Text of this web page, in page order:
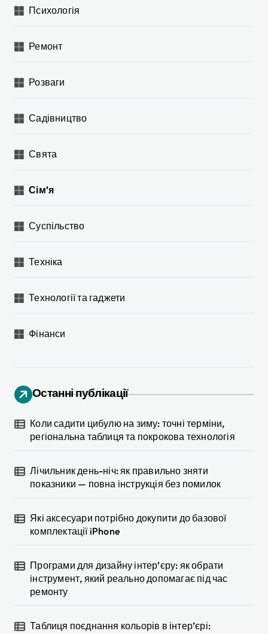
Психологія
Ремонт
Розваги
Садівництво
Свята
Сім'я
Суспільство
Техніка
Технології та гаджети
Фінанси
Останні публікації
Коли садити цибулю на зиму: точні терміни,
регіональна таблиця та покрокова технологія
Лічильник день-ніч: як правильно зняти
показники — повна інструкція без помилок
Які аксесуари потрібно докупити до базової
комплектації iPhone
Програми для дизайну інтер’єру: як обрати
інструмент, який реально допомагає під час
ремонту
Таблиця поєднання кольорів в інтер’єрі: